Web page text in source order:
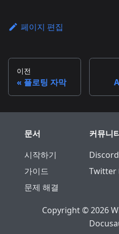
페이지 편집
이전
플로팅 자막
문서
시작하기
가이드
문제 해결
커뮤니
Discord
Twitter
Copyright © 2026